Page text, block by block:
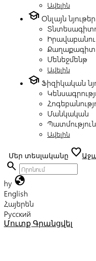
Ավելին
school Օնլայն
Մենեջմենթ
Ավելին
school Ֆիզիկական
Մանկական
Պատմություն
Ավելին
Մեր տեսլականը favorite
search
hy globe
English
Հայերեն
Русский
Մուտք Գրանցվել